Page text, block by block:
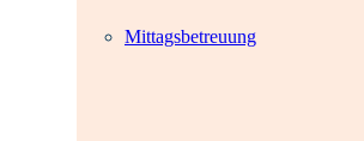
Mittagsbetreuung